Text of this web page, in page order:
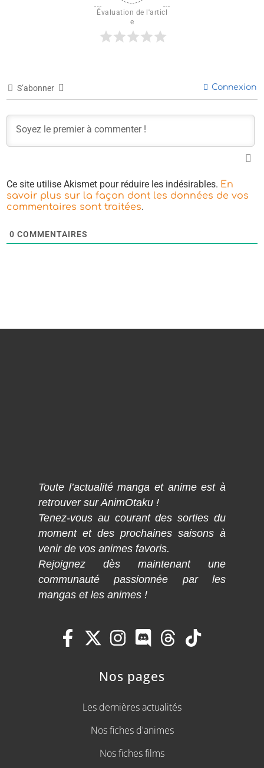
Évaluation de l'articl
e
S’abonner Connexion
Ce site utilise Akismet pour réduire les indésirables. En
savoir plus sur la façon dont les données de vos
commentaires sont traitées.
0 COMMENTAIRES
Toute l’actualité manga et anime est à
retrouver sur AnimOtaku !
Tenez-vous au courant des sorties du
moment et des prochaines saisons à
venir de vos animes favoris.
Rejoignez dès maintenant une
communauté passionnée par les
mangas et les animes !
Nos pages
Les dernières actualités
Nos fiches d'animes
Nos fiches films